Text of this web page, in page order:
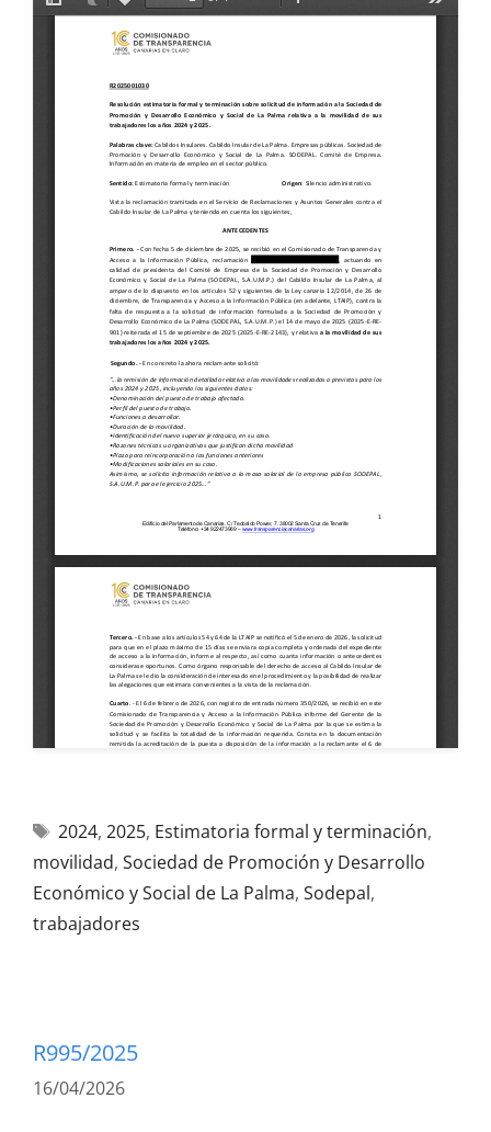
2024, 2025, Estimatoria formal y terminación,
movilidad, Sociedad de Promoción y Desarrollo
Económico y Social de La Palma, Sodepal,
trabajadores
R995/2025
16/04/2026